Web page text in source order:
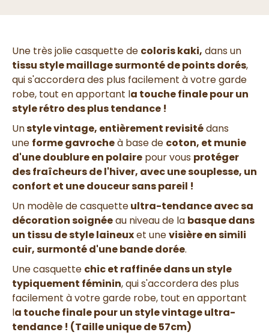
Une très jolie casquette de coloris kaki, dans un
tissu style maillage surmonté de points dorés,
qui s'accordera des plus facilement à votre garde
robe, tout en apportant la touche finale pour un
style rétro des plus tendance !
Unstyle vintage, entièrement revisitédans
une forme gavrocheà base de coton, et munie
d'une doublure en polaire pour vous protéger
des fraîcheurs de l'hiver, avec une souplesse, un
confort et une douceur sans pareil !
Un modèle de casquetteultra-tendance avec sa
décoration soignéeau niveau de la basque dans
un tissu de style laineuxet unevisière en simili
cuir, surmonté d'une bande dorée.
Une casquette chic et raffinée dans un style
typiquement féminin, qui s'accordera des plus
facilement à votre garde robe, tout en apportant
la touche finale pour un style vintage ultra-
tendance ! (Taille unique de 57cm)